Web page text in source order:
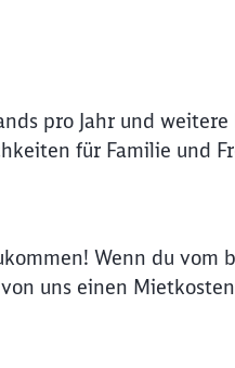
pro Jahr und
für Familie und
Wenn du
uns einen